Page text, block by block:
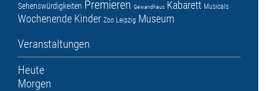
Sehenswürdigkeiten Premieren Gewandhaus Kabarett Musicals
Wochenende Kinder Zoo Leipzig Museum
Veranstaltungen
Heute
Morgen